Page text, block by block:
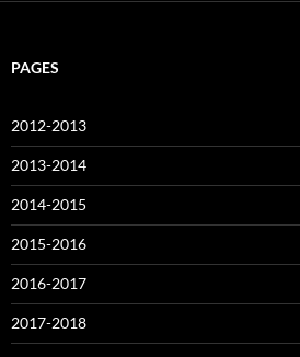
PAGES
2012-2013
2013-2014
2014-2015
2015-2016
2016-2017
2017-2018